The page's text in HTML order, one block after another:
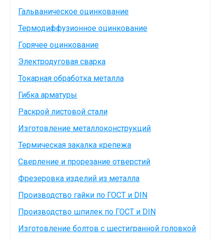
Гальваническое оцинкование
Термодиффузионное оцинкование
Горячее оцинкование
Электродуговая сварка
Токарная обработка металла
Гибка арматуры
Раскрой листовой стали
Изготовление металлоконструкций
Термическая закалка крепежа
Сверление и прорезание отверстий
Фрезеровка изделий из металла
Производство гайки по ГОСТ и DIN
Производство шпилек по ГОСТ и DIN
Изготовление болтов с шестигранной головкой